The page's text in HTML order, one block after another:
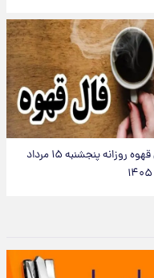
فال قهوه روزانه پنجشنبه ۱۵ مرداد